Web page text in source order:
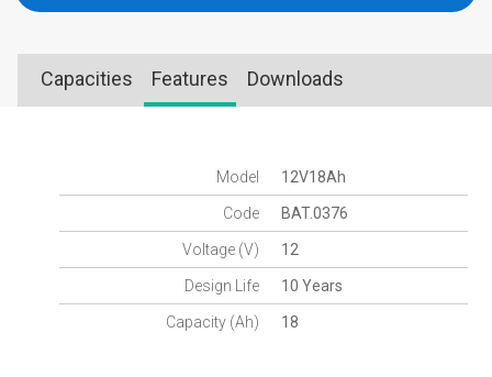
Capacities Features Downloads
Model 12V18Ah
Code BAT.0376
Voltage (V) 12
Design Life 10 Years
Capacity (Ah) 18